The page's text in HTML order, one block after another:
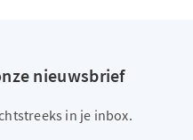
nieuwsbrief
in je inbox.